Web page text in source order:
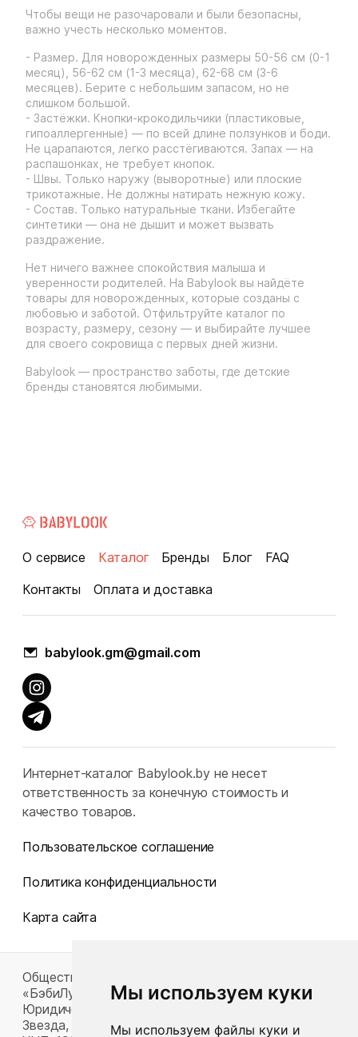
Мы используем куки
Мы используем файлы куки и
Чтобы вещи не разочаровали и были безопасны,
важно учесть несколько моментов.
- Размер. Для новорожденных размеры 50-56 см (0-1
месяц), 56-62 см (1-3 месяца), 62-68 см (3-6
месяцев). Берите с небольшим запасом, но не
слишком большой.
- Застёжки. Кнопки-крокодильчики (пластиковые,
гипоаллергенные) — по всей длине ползунков и боди.
Не царапаются, легко расстёгиваются. Запах — на
распашонках, не требует кнопок.
- Швы. Только наружу (выворотные) или плоские
трикотажные. Не должны натирать нежную кожу.
- Состав. Только натуральные ткани. Избегайте
синтетики — она не дышит и может вызвать
раздражение.
Нет ничего важнее спокойствия малыша и
уверенности родителей. На Babylook вы найдёте
товары для новорожденных, которые созданы с
любовью и заботой. Отфильтруйте каталог по
возрасту, размеру, сезону — и выбирайте лучшее
для своего сокровища с первых дней жизни.
Babylook — пространство заботы, где детские
бренды становятся любимыми.
О сервисе Каталог Бренды Блог
FAQ
Контакты
Оплата и доставка
babylook.gm@gmail.com
Интернет-каталог Babylook.by не несет
ответственность за конечную стоимость и
качество товаров.
Пользовательское соглашение
Политика конфиденциальности
Карта сайта
Общество с ограниченной ответственностью
«БэбиЛук»
Юридический адрес: 220117, г. Минск, пр-т Газеты
Звезда, д. 16, пом. 52